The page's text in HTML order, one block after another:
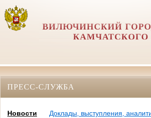
ВИЛЮЧИНСКИЙ
КАМЧАТСКОГО
ПРЕСС-СЛУЖБА
Новости
Доклады, выступления,